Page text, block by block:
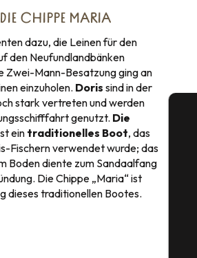
CHIPPE MARIA
dazu, die Leinen für den
den Neufundlandbänken
Zwei-Mann-Besatzung ging an
einzuholen. Doris sind in der
stark vertreten und werden
genutzt. Die
eintraditionelles Boot, das
Fischern verwendet wurde; das
Boden diente zum Sandaalfang
Die Chippe „Maria“ ist
dieses traditionellen Bootes.